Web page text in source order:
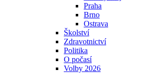
Praha
Brno
Ostrava
Školství
Zdravotnictví
Politika
O počasí
Volby 2026